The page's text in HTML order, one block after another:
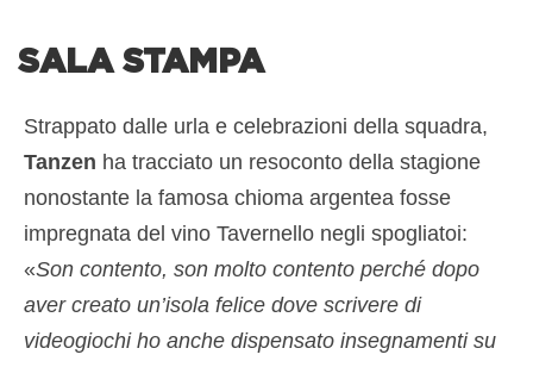
SALA STAMPA
Strappato dalle urla e celebrazioni della squadra,
Tanzen ha tracciato un resoconto della stagione
nonostante la famosa chioma argentea fosse
impregnata del vino Tavernello negli spogliatoi:
«Son contento, son molto contento perché dopo
aver creato un’isola felice dove scrivere di
videogiochi ho anche dispensato insegnamenti su